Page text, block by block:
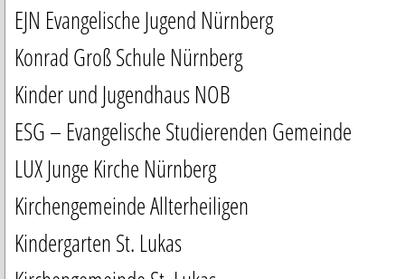
EJN Evangelische Jugend Nürnberg
Konrad Groß Schule Nürnberg
Kinder und Jugendhaus NOB
ESG – Evangelische Studierenden Gemeinde
LUX Junge Kirche Nürnberg
Kirchengemeinde Allterheiligen
Kindergarten St. Lukas